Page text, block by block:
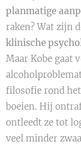
planmatige
raken? Wat zijn
klinische
Maar Kobe gaat
filosofie rond
boeien. Hij
ontleedt ze tot
veel minder